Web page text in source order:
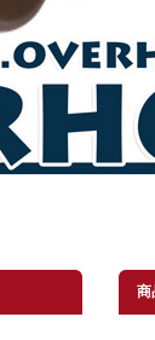
商